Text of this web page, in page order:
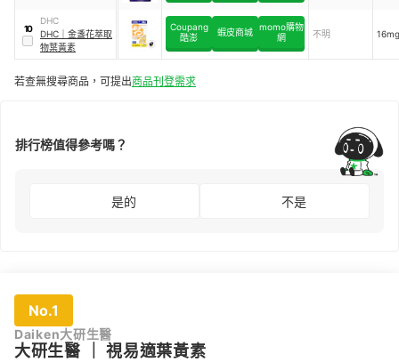
10
DHC
DHC
金盞花萃取
物葉黃素
Coupang
酷澎
蝦皮商城 momo購物
網
不明 16mg
若查無搜尋商品，可提出商品刊登需求
排行榜值得參考嗎？
是的 不是
No.1
Daiken大研生醫
大研生醫 ｜視易適葉黃素